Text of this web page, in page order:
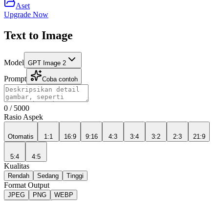
Aset
Upgrade Now
Text to Image
Model GPT Image 2
Prompt Coba contoh
0 / 5000
Rasio Aspek
Otomatis 1:1 16:9 9:16 4:3 3:4 3:2 2:3 21:9
5:4 4:5
Kualitas
Rendah Sedang Tinggi
Format Output
JPEG PNG WEBP